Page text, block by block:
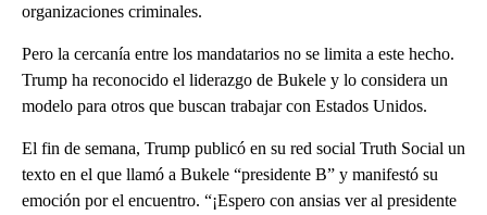
organizaciones criminales.
Pero la cercanía entre los mandatarios no se limita a este hecho.
Trump ha reconocido el liderazgo de Bukele y lo considera un
modelo para otros que buscan trabajar con Estados Unidos.
El fin de semana, Trump publicó en su red social Truth Social un
texto en el que llamó a Bukele “presidente B” y manifestó su
emoción por el encuentro. “¡Espero con ansias ver al presidente